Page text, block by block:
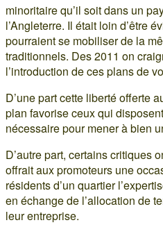
minoritaire qu’il soit dans un
l’Angleterre. Il était loin d’être
pourraient se mobiliser de la
traditionnels. Des 2011 on
l’introduction de ces plans de
D’une part cette liberté offerte
plan favorise ceux qui
nécessaire pour mener à bien
D’autre part, certains critiques
offrait aux promoteurs une
résidents d’un quartier
en échange de l’allocation de
leur entreprise.